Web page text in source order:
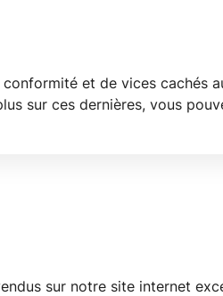
et de vices cachés
sur ces dernières, vous
sur notre site internet